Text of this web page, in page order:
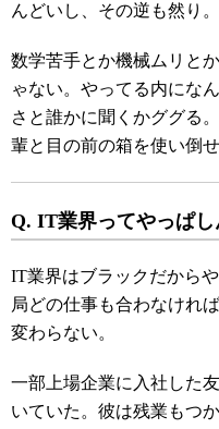
んどいし、その逆も然り。
数学苦手とか機械ムリと
ゃない。やってる内にな
さと誰かに聞くかググる
輩と目の前の箱を使い倒
Q. IT業界ってやっぱし
IT業界はブラックだから
局どの仕事も合わなけれ
変わらない。
一部上場企業に入社した
いていた。彼は残業もつ